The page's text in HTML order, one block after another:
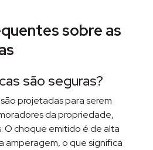
sobre as
são seguras?
projetadas para serem
da propriedade,
O choque emitido é de alta
amperagem, o que significa